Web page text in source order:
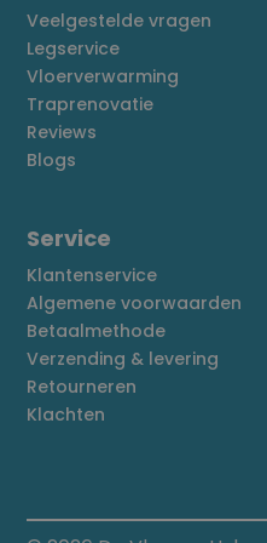
Veelgestelde vragen
Legservice
Vloerverwarming
Traprenovatie
Reviews
Blogs
Service
Klantenservice
Algemene voorwaarden
Betaalmethode
Verzending & levering
Retourneren
Klachten